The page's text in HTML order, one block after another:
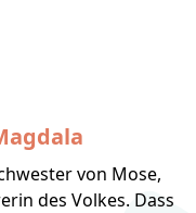
von Mose,
des Volkes. Dass